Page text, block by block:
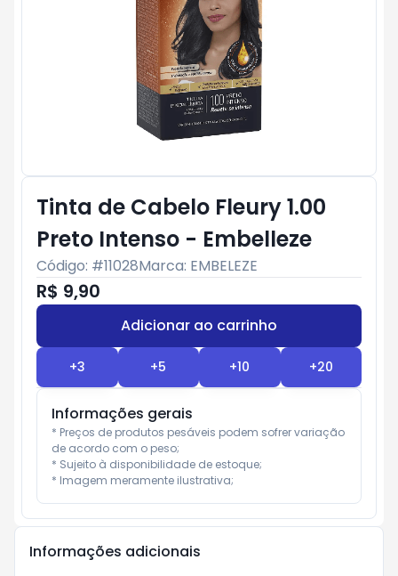
Tinta de Cabelo Fleury 1.00
Preto Intenso - Embelleze
Código: #11028Marca: EMBELEZE
R$ 9,90
Adicionar ao carrinho
+3 +5 +10 +20
Informações gerais
* Preços de produtos pesáveis podem sofrer variação
de acordo com o peso;
* Sujeito à disponibilidade de estoque;
* Imagem meramente ilustrativa;
Informações adicionais